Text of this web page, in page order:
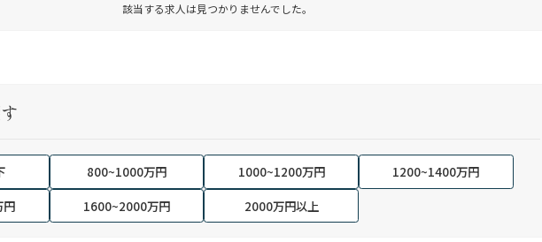
該当する求人は見つかりませんでした。
800~1000万円 1000~1200万円
1200~1400万円
1600~2000万円 2000万円以上